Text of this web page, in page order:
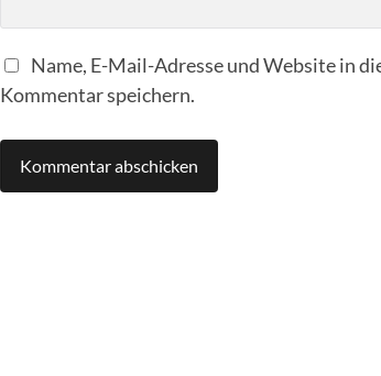
Name, E-Mail-Adresse und Website in
Kommentar speichern.